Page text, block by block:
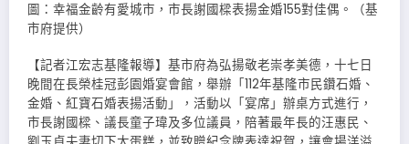
圖：幸福金齡有愛城市，市長謝國樑表揚金婚155對佳偶。（基
市府提供）
【記者江宏志基隆報導】基市府為弘揚敬老崇孝美德，十七日
晚間在長榮桂冠彭園婚宴會館，舉辦「112年基隆市民鑽石婚、
金婚、紅寶石婚表揚活動」，活動以「宴席」辦桌方式進行，
市長謝國樑、議長童子瑋及多位議員，陪著最年長的汪惠民、